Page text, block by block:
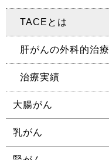
TACEとは
肝がんの外科的治療
治療実績
大腸がん
乳がん